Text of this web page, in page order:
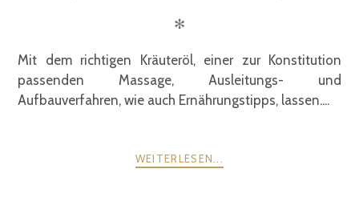
✻
Mit dem richtigen Kräuteröl, einer zur Konstitution
passenden Massage, Ausleitungs- und
Aufbauverfahren, wie auch Ernährungstipps, lassen....
WEITERLESEN...